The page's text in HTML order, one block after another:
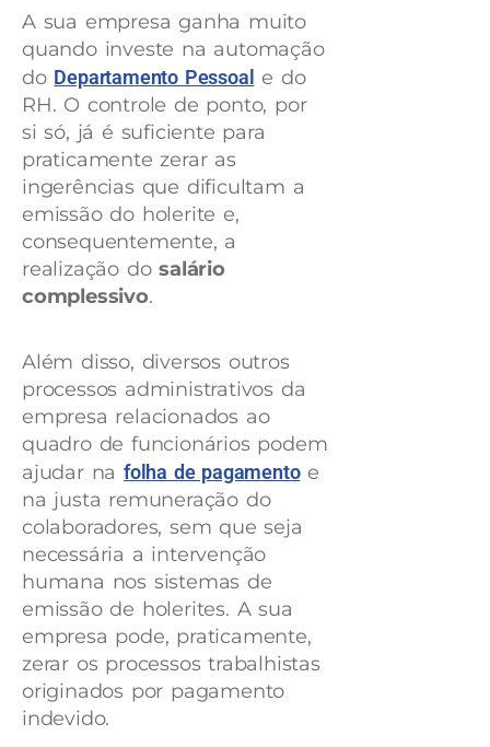
A sua empresa ganha muito
quando investe na automação
do Departamento Pessoal
e do
RH. O controle de ponto, por
si só, já é suficiente para
praticamente zerar as
ingerências que dificultam a
emissão do holerite e,
consequentemente, a
realização dosalário
complessivo.
Além disso, diversos outros
processos administrativos da
empresa relacionados ao
quadro de funcionários podem
ajudar nafolha de pagamentoe
na justa remuneração do
colaboradores, sem que seja
necessária a intervenção
humana nos sistemas de
emissão de holerites. A sua
empresa pode, praticamente,
zerar os processos trabalhistas
originados por pagamento
indevido.